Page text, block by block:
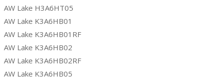
AW Lake H3A6HT05
AW Lake K3A6HB01
AW Lake K3A6HB01RF
AW Lake K3A6HB02
AW Lake K3A6HB02RF
AW Lake K3A6HB05